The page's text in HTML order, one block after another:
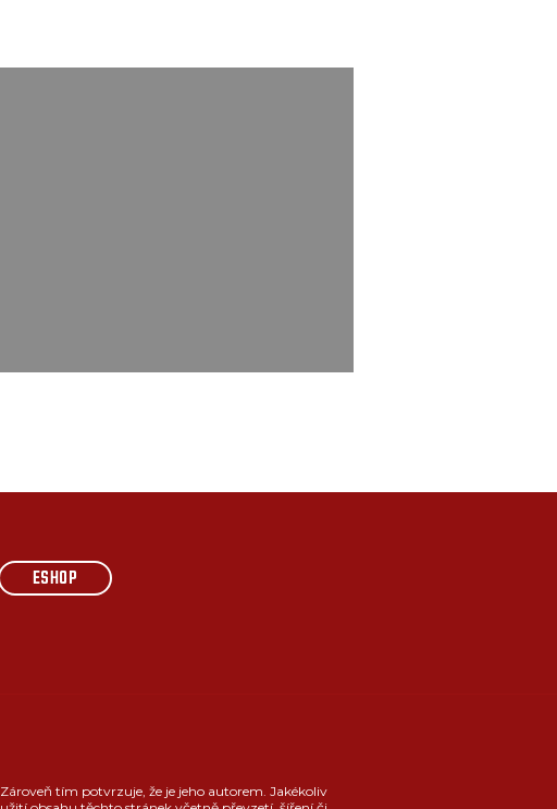
ESHOP
Zároveň tím potvrzuje, že je jeho autorem. Jakékoliv